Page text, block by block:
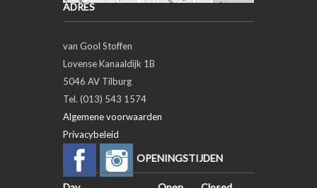
ADRES
van Gool Stoffen
Lovense Kanaaldijk 1B
5046 AV Tilburg
Tel. (013) 543 1574
Algemene voorwaarden
Privacybeleid
OPENINGSTIJDEN